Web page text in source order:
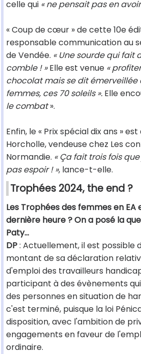
celle qui « ne pensait pas en
« Coup de cœur » de cette 10e
responsable communication au
de Vendée. « Une sourde qui fait
comble ! »Elle est venue «
chocolat mais se dit émerveillée
femmes, ces 70 soleils ». Elle
le combat».
Enfin, le « Prix spécial dix ans »
Horcholle, vendeuse chez Les
Normandie. « Ça fait trois fois
pas espoir ! », lance-t-elle.
Trophées 2024, the end ?
Les Trophées des femmes en
dernière heure ? On a posé la
Paty...
DP: Actuellement, il est possible
montant de sa déclaration
d'emploi des travailleurs
participant à des évènements
des personnes en situation de
c'est terminé, puisque la loi
disposition, avec l'ambition de
engagements en faveur de
ordinaire.